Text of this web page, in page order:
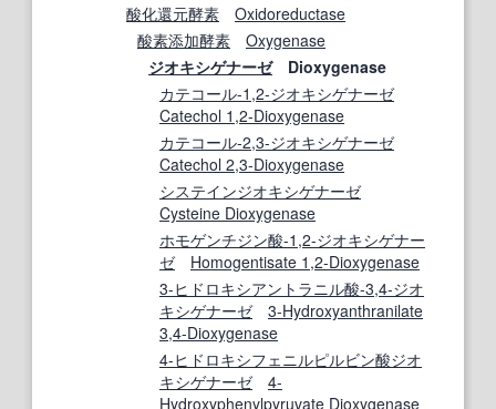
酸化還元酵素
Oxidoreductase
酸素添加酵素
Oxygenase
ジオキシゲナーゼDioxygenase
カテコール-1,2-ジオキシゲナーゼ
Catechol 1,2-Dioxygenase
カテコール-2,3-ジオキシゲナーゼ
Catechol 2,3-Dioxygenase
システインジオキシゲナーゼ
Cysteine Dioxygenase
ホモゲンチジン酸-1,2-ジオキシゲナー
ゼ
Homogentisate 1,2-Dioxygenase
3-ヒドロキシアントラニル酸-3,4-ジオ
キシゲナーゼ
3-Hydroxyanthranilate
3,4-Dioxygenase
4-ヒドロキシフェニルピルビン酸ジオ
キシゲナーゼ
4-
Hydroxyphenylpyruvate Dioxygenase